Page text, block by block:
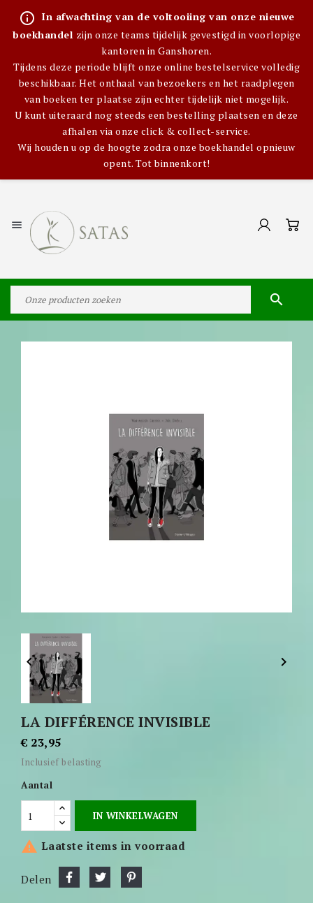
info_outline In afwachting van de voltooiing van onze nieuwe
boekhandel zijn onze teams tijdelijk gevestigd in voorlopige
kantoren in Ganshoren.
Tijdens deze periode blijft onze online bestelservice volledig
beschikbaar. Het onthaal van bezoekers en het raadplegen
van boeken ter plaatse zijn echter tijdelijk niet mogelijk.
U kunt uiteraard nog steeds een bestelling plaatsen en deze
afhalen via onze click & collect-service.
Wij houden u op de hoogte zodra onze boekhandel opnieuw
opent. Tot binnenkort!


 
LA DIFFÉRENCE INVISIBLE
€ 23,95
Inclusief belasting
Aantal
IN WINKELWAGEN
 Laatste items in voorraad
Delen